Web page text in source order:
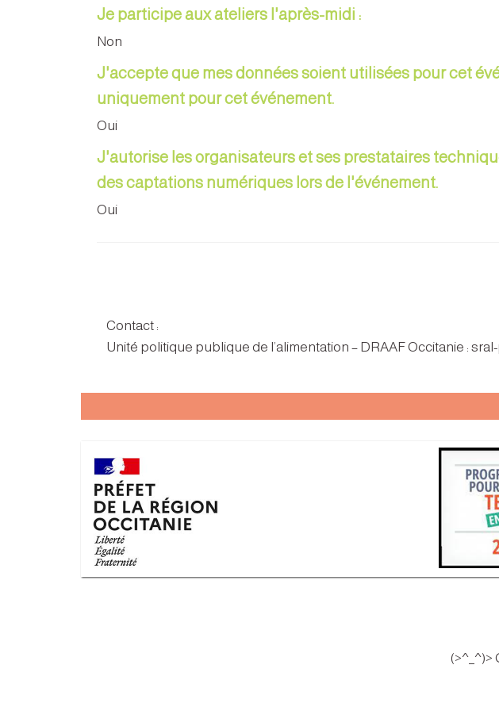
Je participe aux ateliers l'après-midi :
Non
J'accepte que mes données soient utilisées pour cet
uniquement pour cet événement.
Oui
J'autorise les organisateurs et ses prestataires
des captations numériques lors de l'événement.
Oui
Contact :
Unité politique publique de l’alimentation – DRAAF Occitanie :
(>^_^)>